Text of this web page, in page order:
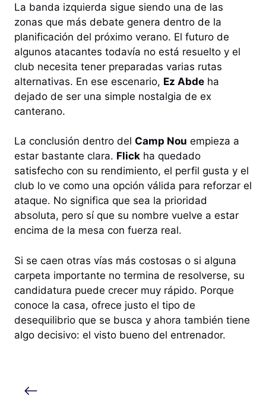
La banda izquierda sigue siendo una de las
zonas que más debate genera dentro de la
planificación del próximo verano. El futuro de
algunos atacantes todavía no está resuelto y el
club necesita tener preparadas varias rutas
alternativas. En ese escenario, Ez Abde ha
dejado de ser una simple nostalgia de ex
canterano.
La conclusión dentro del Camp Nou empieza a
estar bastante clara. Flick ha quedado
satisfecho con su rendimiento, el perfil gusta y el
club lo ve como una opción válida para reforzar el
ataque. No significa que sea la prioridad
absoluta, pero sí que su nombre vuelve a estar
encima de la mesa con fuerza real.
Si se caen otras vías más costosas o si alguna
carpeta importante no termina de resolverse, su
candidatura puede crecer muy rápido. Porque
conoce la casa, ofrece justo el tipo de
desequilibrio que se busca y ahora también tiene
algo decisivo: el visto bueno del entrenador.